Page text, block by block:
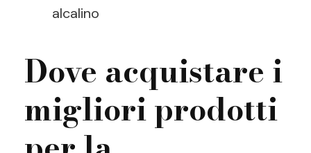
alcalino
Dove acquistare i
migliori prodotti